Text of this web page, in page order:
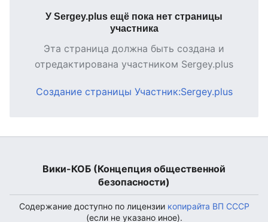
У Sergey.plus ещё пока нет страницы
участника
Эта страница должна быть создана и
отредактирована участником Sergey.plus
Создание страницы Участник:Sergey.plus
Вики-КОБ (Концепция общественной
безопасности)
Содержание доступно по лицензии копирайта ВП СССР
(если не указано иное).